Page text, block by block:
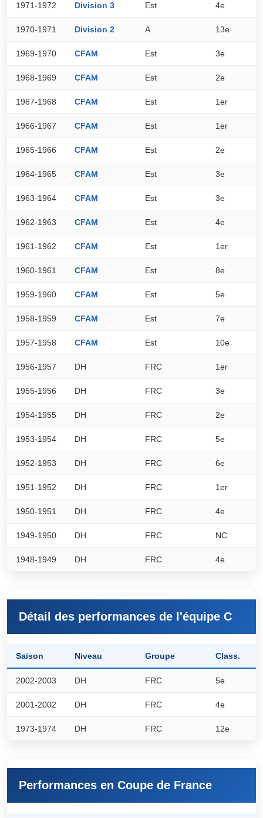
1971-1972 Division 3 Est 4e
1970-1971 Division 2 A 13e
1969-1970 CFAM Est 3e
1968-1969 CFAM Est 2e
1967-1968 CFAM Est 1er
1966-1967 CFAM Est 1er
1965-1966 CFAM Est 2e
1964-1965 CFAM Est 3e
1963-1964 CFAM Est 3e
1962-1963 CFAM Est 4e
1961-1962 CFAM Est 1er
1960-1961 CFAM Est 8e
1959-1960 CFAM Est 5e
1958-1959 CFAM Est 7e
1957-1958 CFAM Est 10e
1956-1957 DH FRC 1er
1955-1956 DH FRC 3e
1954-1955 DH FRC 2e
1953-1954 DH FRC 5e
1952-1953 DH FRC 6e
1951-1952 DH FRC 1er
1950-1951 DH FRC 4e
1949-1950 DH FRC NC
1948-1949 DH FRC 4e
Détail des performances de l'équipe C
Saison Niveau Groupe Class.
2002-2003 DH FRC 5e
2001-2002 DH FRC 4e
1973-1974 DH FRC 12e
Performances en Coupe de France